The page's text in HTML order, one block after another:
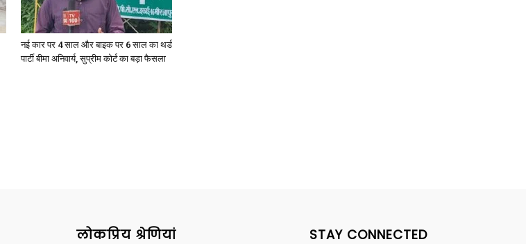
नई कार पर 4 साल और बाइक पर 6 साल का थर्ड
पार्टी बीमा अनिवार्य, सुप्रीम कोर्ट का बड़ा फैसला
लोकप्रिय श्रेणियां STAY CONNECTED